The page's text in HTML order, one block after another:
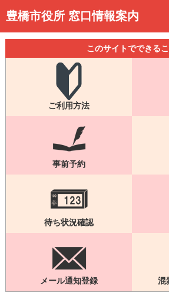
豊橋市役所 窓口情報案内
トップページ
ご利用方法
予約状況確認
窓口混雑状況
待ち状況確認
交付状況確認
混雑予想カレンダー
このサイトでできる
ご利用方法
事前予約
待ち状況確認
メール通知登録 混